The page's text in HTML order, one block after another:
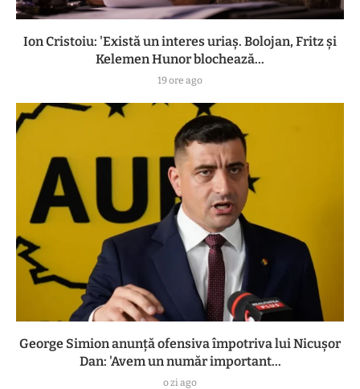
Ion Cristoiu: 'Există un interes uriaș. Bolojan, Fritz și
Kelemen Hunor blochează...
19 ore ago
George Simion anunță ofensiva împotriva lui Nicușor
Dan: 'Avem un număr important...
o zi ago